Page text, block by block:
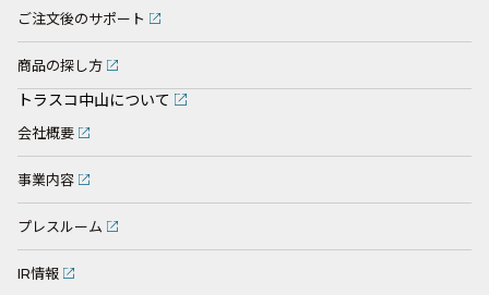
ご注文後のサポート
商品の探し方
トラスコ中山について
会社概要
事業内容
プレスルーム
IR情報